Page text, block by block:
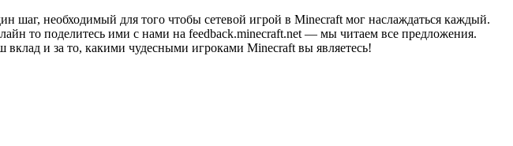
необходимый для того чтобы сетевой игрой в Minecraft мог наслаждаться каждый.
то поделитесь ими с нами на feedback.minecraft.net — мы читаем все предложения.
и за то, какими чудесными игроками Minecraft вы являетесь!